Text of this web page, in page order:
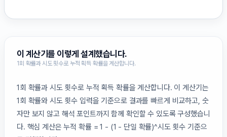
이 계산기를 이렇게 설계했습니다.
1회 확률과 시도 횟수로 누적 획득 확률을 계산합니다.
1회 확률과 시도 횟수로 누적 획득 확률을 계산합니다. 이 계산기는
1회 확률와 시도 횟수 입력을 기준으로 결과를 빠르게 비교하고, 숫
자만 보지 않고 해석 포인트까지 함께 확인할 수 있도록 구성했습니
다. 핵심 계산은 누적 확률 = 1 - (1 - 단일 확률)^시도 횟수 기준으